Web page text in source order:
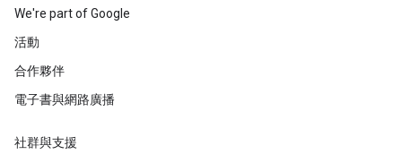
We're part of Google
活動
合作夥伴
電子書與網路廣播
社群與支援